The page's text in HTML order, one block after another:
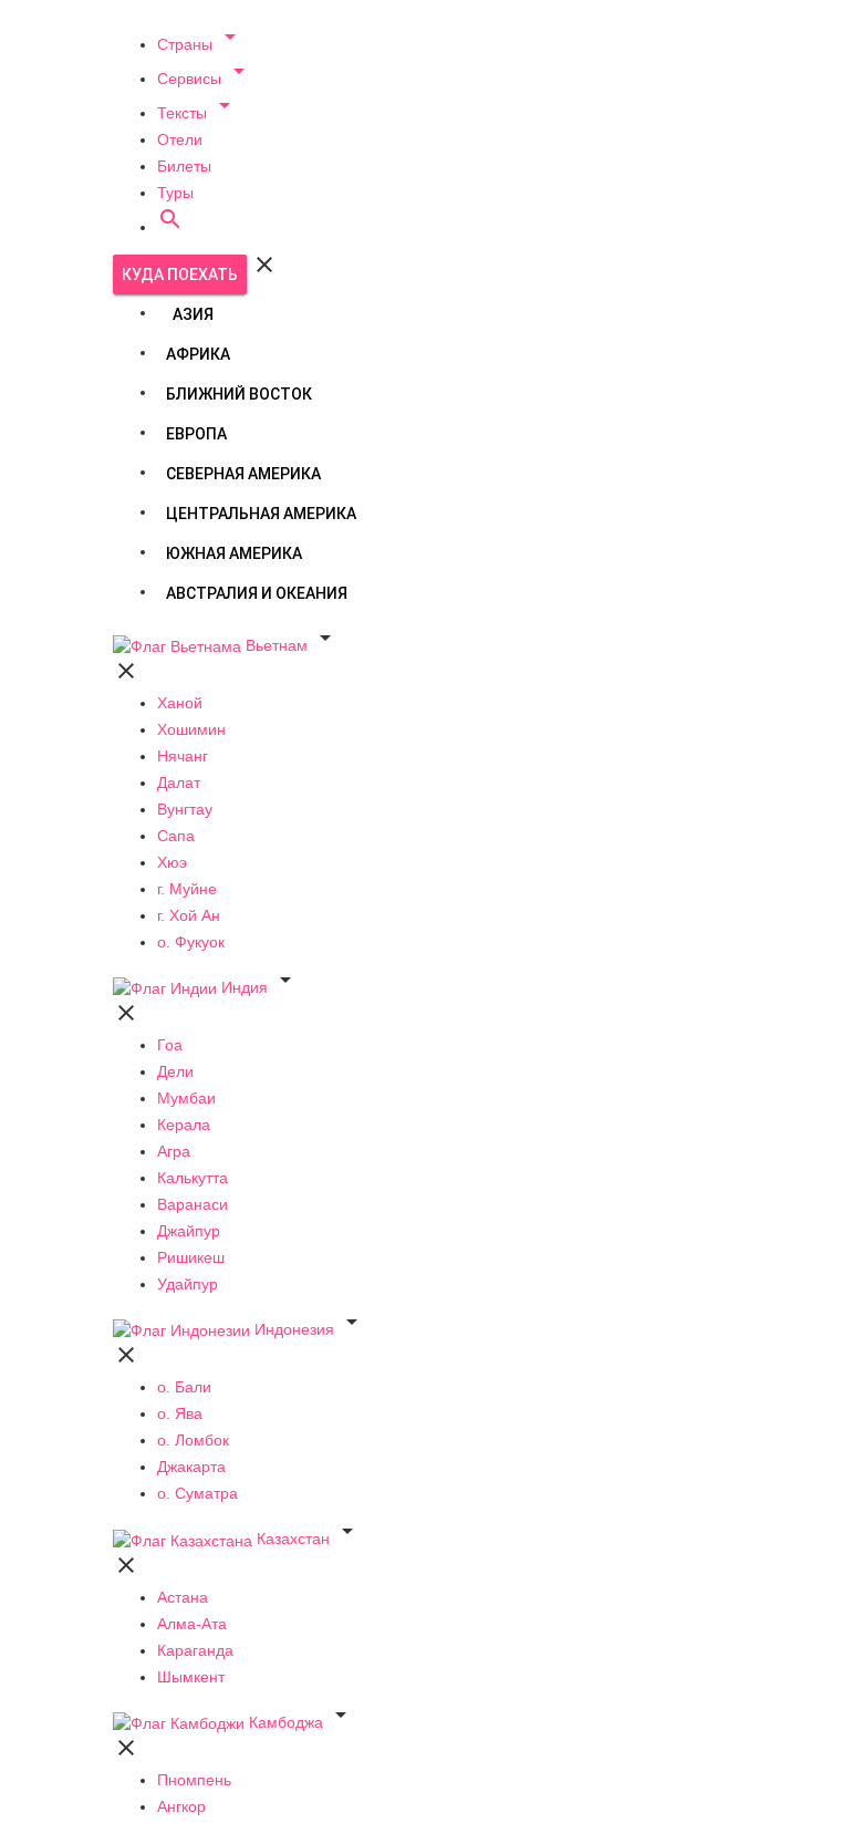
Страны 
Сервисы 
Тексты 
Отели
Билеты
Туры

КУДА ПОЕХАТЬ 
АЗИЯ
АФРИКА
БЛИЖНИЙ ВОСТОК
ЕВРОПА
СЕВЕРНАЯ АМЕРИКА
ЦЕНТРАЛЬНАЯ АМЕРИКА
ЮЖНАЯ АМЕРИКА
АВСТРАЛИЯ И ОКЕАНИЯ
Вьетнам


Ханой
Хошимин
Нячанг
Далат
Вунгтау
Сапа
Хюэ
г. Муйне
г. Хой Ан
о. Фукуок
Индия


Гоа
Дели
Мумбаи
Керала
Агра
Калькутта
Варанаси
Джайпур
Ришикеш
Удайпур
Индонезия


о. Бали
о. Ява
о. Ломбок
Джакарта
о. Суматра
Казахстан


Астана
Алма-Ата
Караганда
Шымкент
Камбоджа


Пномпень
Ангкор